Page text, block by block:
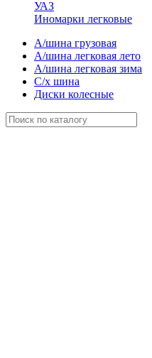
УАЗ
Иномарки легковые
А/шина грузовая
А/шина легковая лето
А/шина легковая зима
С/х шина
Диски колесные